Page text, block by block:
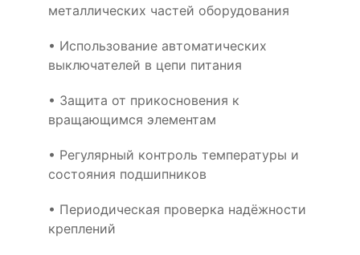
металлических частей оборудования
• Использование автоматических
выключателей в цепи питания
• Защита от прикосновения к
вращающимся элементам
• Регулярный контроль температуры и
состояния подшипников
• Периодическая проверка надёжности
креплений